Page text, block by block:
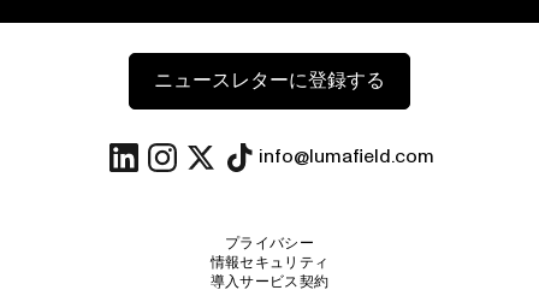
ニュースレターに登録する
info@lumafield.com
プライバシー
情報セキュリティ
導入サービス契約